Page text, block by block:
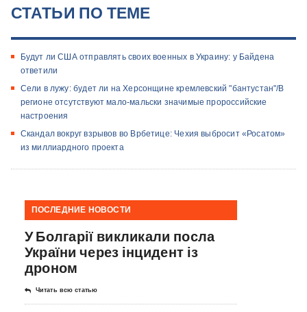
СТАТЬИ ПО ТЕМЕ
Будут ли США отправлять своих военных в Украину: у Байдена
ответили
Сели в лужу: будет ли на Херсонщине кремлевский "бантустан"/В
регионе отсутствуют мало-мальски значимые пророссийские
настроения
Скандал вокруг взрывов во Врбетице: Чехия выбросит «Росатом»
из миллиардного проекта
ПОСЛЕДНИЕ НОВОСТИ
У Болгарії викликали посла
України через інцидент із
дроном
Читать всю статью